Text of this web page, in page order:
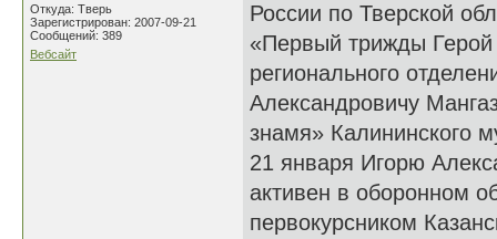
Откуда: Тверь
Зарегистрирован: 2007-09-21
Сообщений: 389
Вебсайт
России по Тверской
«Первый трижды
регионального
Александровичу
знамя» Калининского
21 января Игорю
активен в оборонном
первокурсником